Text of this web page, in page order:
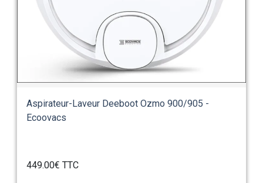
Aspirateur-Laveur Deeboot Ozmo 900/905 -
Ecoovacs
449.00€ TTC